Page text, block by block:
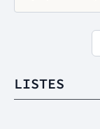
LISTES